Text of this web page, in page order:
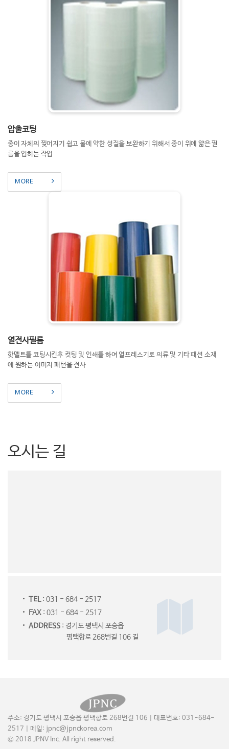
압출코팅
종이 자체의 찢어지기 쉽고 물에 약한 성질을 보완하기 위해서 종이 위에 얇은 필
름을 입히는 작업
MORE
열전사필름
핫멜트를 코팅시킨후 컷팅 및 인쇄를 하여 열프레스기로 의류 및 기타 패션 소재
에 원하는 이미지 패턴을 전사
MORE
오시는 길
TEL: 031 - 684 - 2517
FAX : 031 - 684 - 2517
ADDRESS : 경기도 평택시 포승읍
평택항로 268번길 106 길
주소: 경기도 평택시 포승읍 평택항로 268번길 106 | 대표번호: 031-684-
2517 | 메일: jpnc@jpnckorea.com
© 2018 JPNV Inc. All right reserved.